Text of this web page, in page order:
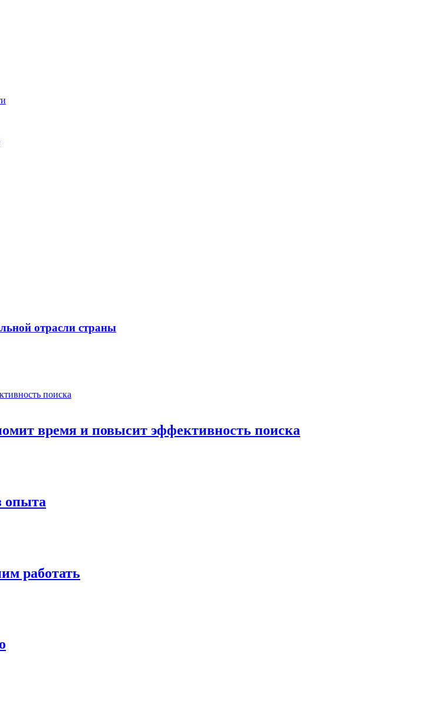
отрасли страны
время и повысит эффективность поиска
опыта
работать